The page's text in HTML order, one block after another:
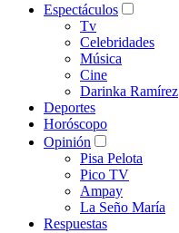
Espectáculos
Tv
Celebridades
Música
Cine
Darinka Ramírez
Deportes
Horóscopo
Opinión
Pisa Pelota
Pico TV
Ampay
La Seño María
Respuestas